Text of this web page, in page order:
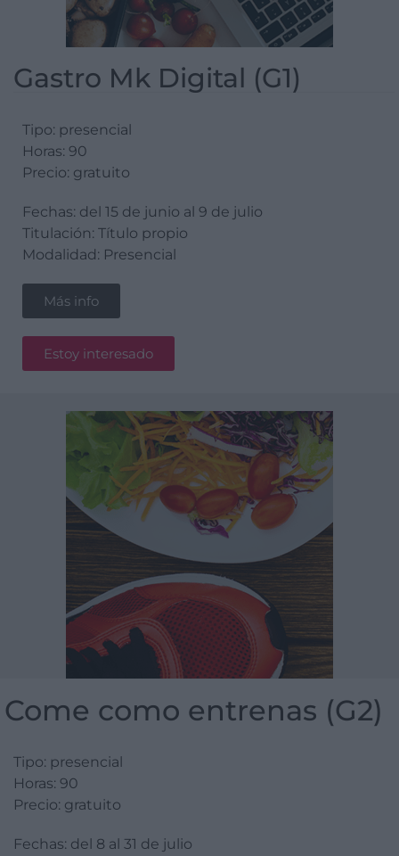
Gastro Mk Digital (G1)
Tipo: presencial
Horas: 90
Precio: gratuito
Fechas: del 15 de junio al 9 de julio
Titulación: Título propio
Modalidad: Presencial
Más info
Estoy interesado
Come como entrenas (G2)
Tipo: presencial
Horas: 90
Precio: gratuito
Fechas: del 8 al 31 de julio